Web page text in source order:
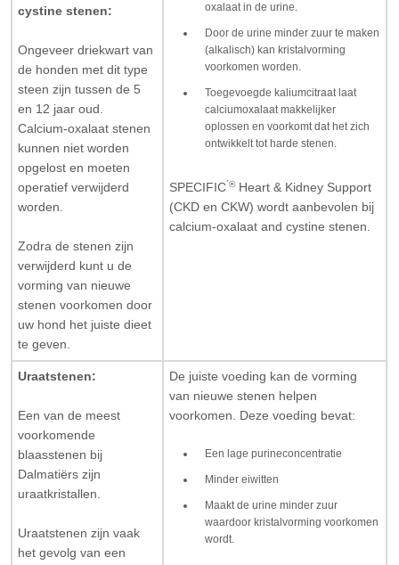
cystine stenen:
Ongeveer driekwart van
de honden met dit type
steen zijn tussen de 5
en 12 jaar oud.
Calcium-oxalaat stenen
kunnen niet worden
opgelost en moeten
operatief verwijderd
worden.
Zodra de stenen zijn
verwijderd kunt u de
vorming van nieuwe
stenen voorkomen door
uw hond het juiste dieet
te geven.
oxalaat in de urine.
Door de urine minder zuur te maken
(alkalisch) kan kristalvorming
voorkomen worden.
Toegevoegde kaliumcitraat laat
calciumoxalaat makkelijker
oplossen en voorkomt dat het zich
ontwikkelt tot harde stenen.
SPECIFIC´®Heart & Kidney Support
(CKD en CKW) wordt aanbevolen bij
calcium-oxalaat and cystine stenen.
Uraatstenen:
Een van de meest
voorkomende
blaasstenen bij
Dalmatiërs zijn
uraatkristallen.
Uraatstenen zijn vaak
het gevolg van een
De juiste voeding kan de vorming
van nieuwe stenen helpen
voorkomen. Deze voeding bevat:
Een lage purineconcentratie
Minder eiwitten
Maakt de urine minder zuur
waardoor kristalvorming voorkomen
wordt.